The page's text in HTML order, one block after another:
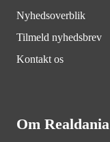
Nyhedsoverblik
Tilmeld nyhedsbrev
Kontakt os
Om Realdania